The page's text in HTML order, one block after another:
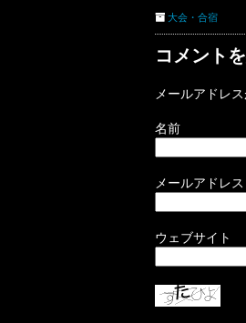
大会・合宿
コメント
メールアドレ
名前
メールアドレス
ウェブサイト